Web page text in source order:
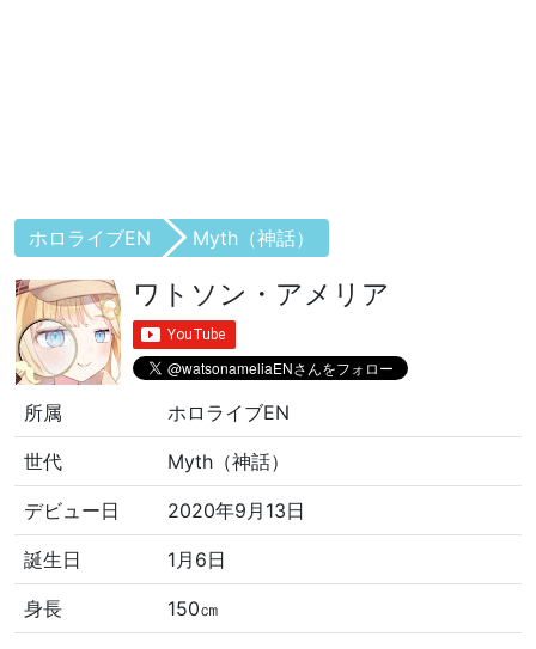
ホロライブEN Myth（神話）
ワトソン・アメリア
所属 ホロライブEN
世代 Myth（神話）
デビュー日 2020年9月13日
誕生日 1月6日
身長 150㎝